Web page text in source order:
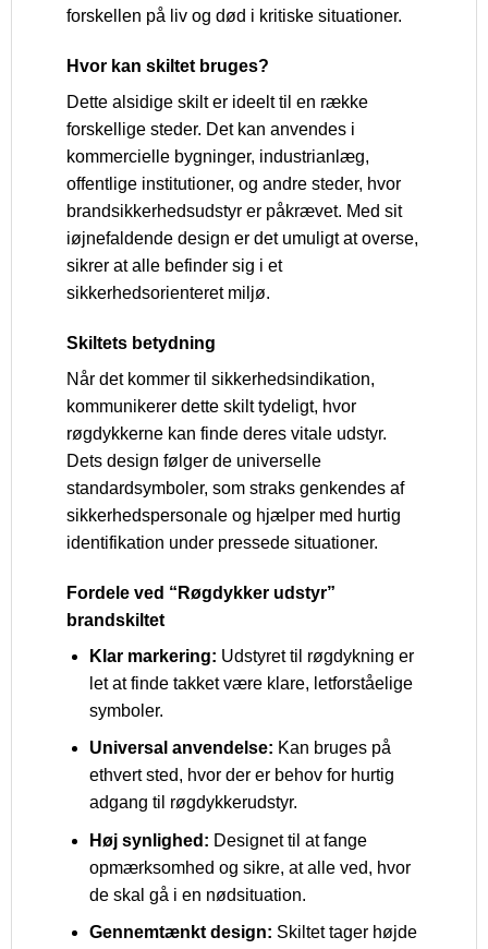
forskellen på liv og død i kritiske situationer.
Hvor kan skiltet bruges?
Dette alsidige skilt er ideelt til en række
forskellige steder. Det kan anvendes i
kommercielle bygninger, industrianlæg,
offentlige institutioner, og andre steder, hvor
brandsikkerhedsudstyr er påkrævet. Med sit
iøjnefaldende design er det umuligt at overse,
sikrer at alle befinder sig i et
sikkerhedsorienteret miljø.
Skiltets betydning
Når det kommer til sikkerhedsindikation,
kommunikerer dette skilt tydeligt, hvor
røgdykkerne kan finde deres vitale udstyr.
Dets design følger de universelle
standardsymboler, som straks genkendes af
sikkerhedspersonale og hjælper med hurtig
identifikation under pressede situationer.
Fordele ved “Røgdykker udstyr”
brandskiltet
Klar markering: Udstyret til røgdykning er
let at finde takket være klare, letforståelige
symboler.
Universal anvendelse: Kan bruges på
ethvert sted, hvor der er behov for hurtig
adgang til røgdykkerudstyr.
Høj synlighed: Designet til at fange
opmærksomhed og sikre, at alle ved, hvor
de skal gå i en nødsituation.
Gennemtænkt design: Skiltet tager højde